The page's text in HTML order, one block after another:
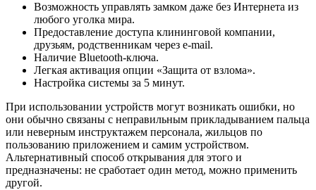
Возможность управлять замком даже без Интернета из
любого уголка мира.
Предоставление доступа клининговой компании,
друзьям, родственникам через e-mail.
Наличие Bluetooth-ключа.
Легкая активация опции «Защита от взлома».
Настройка системы за 5 минут.
При использовании устройств могут возникать ошибки, но
они обычно связаны с неправильным прикладыванием пальца
или неверным инструктажем персонала, жильцов по
пользованию приложением и самим устройством.
Альтернативный способ открывания для этого и
предназначены: не сработает один метод, можно применить
другой.